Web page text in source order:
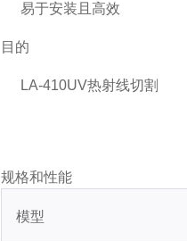
易于安装且高效
目的
LA-410UV热射线切割
规格和性能
模型